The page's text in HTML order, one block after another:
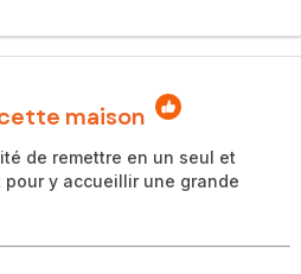
maison
de remettre en un seul et
y accueillir une grande